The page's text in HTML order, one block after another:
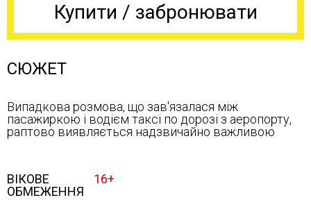
Купити / забронювати
СЮЖЕТ
Випадкова розмова, що зав'язалася між
пасажиркою і водієм таксі по дорозі з аеропорту,
раптово виявляється надзвичайно важливою
ВІКОВЕ
ОБМЕЖЕННЯ
16+